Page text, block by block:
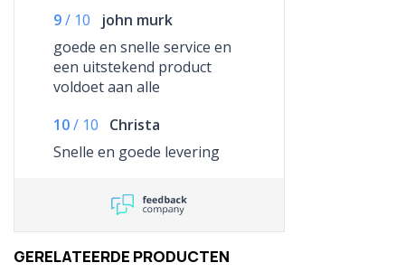
9/ 10
john murk
goede en snelle service en
een uitstekend product
voldoet aan alle
10/ 10
Christa
Snelle en goede levering
GERELATEERDE PRODUCTEN